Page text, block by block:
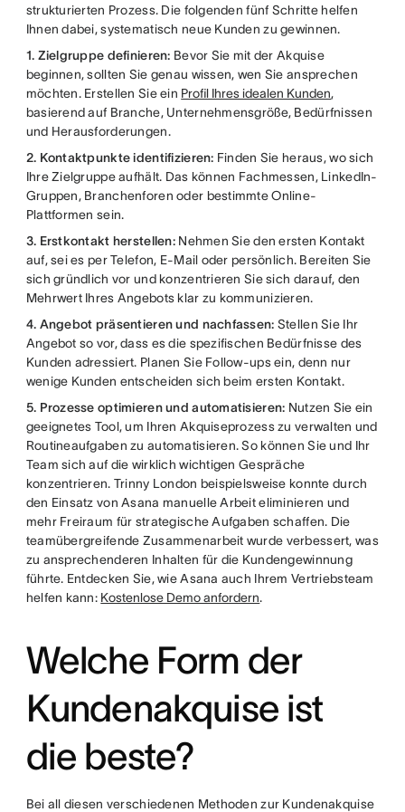
strukturierten Prozess. Die folgenden fünf Schritte helfen
Ihnen dabei, systematisch neue Kunden zu gewinnen.
1. Zielgruppe definieren: Bevor Sie mit der Akquise
beginnen, sollten Sie genau wissen, wen Sie ansprechen
möchten. Erstellen Sie ein Profil Ihres idealen Kunden,
basierend auf Branche, Unternehmensgröße, Bedürfnissen
und Herausforderungen.
2. Kontaktpunkte identifizieren: Finden Sie heraus, wo sich
Ihre Zielgruppe aufhält. Das können Fachmessen, LinkedIn-
Gruppen, Branchenforen oder bestimmte Online-
Plattformen sein.
3. Erstkontakt herstellen:Nehmen Sie den ersten Kontakt
auf, sei es per Telefon, E-Mail oder persönlich. Bereiten Sie
sich gründlich vor und konzentrieren Sie sich darauf, den
Mehrwert Ihres Angebots klar zu kommunizieren.
4. Angebot präsentieren und nachfassen: Stellen Sie Ihr
Angebot so vor, dass es die spezifischen Bedürfnisse des
Kunden adressiert. Planen Sie Follow-ups ein, denn nur
wenige Kunden entscheiden sich beim ersten Kontakt.
5. Prozesse optimieren und automatisieren: Nutzen Sie ein
geeignetes Tool, um Ihren Akquiseprozess zu verwalten und
Routineaufgaben zu automatisieren. So können Sie und Ihr
Team sich auf die wirklich wichtigen Gespräche
konzentrieren. Trinny London beispielsweise konnte durch
den Einsatz von Asana manuelle Arbeit eliminieren und
mehr Freiraum für strategische Aufgaben schaffen. Die
teamübergreifende Zusammenarbeit wurde verbessert, was
zu ansprechenderen Inhalten für die Kundengewinnung
führte. Entdecken Sie, wie Asana auch Ihrem Vertriebsteam
helfen kann: Kostenlose Demo anfordern.
Welche Form der
Kundenakquise ist
die beste?
Bei all diesen verschiedenen Methoden zur Kundenakquise